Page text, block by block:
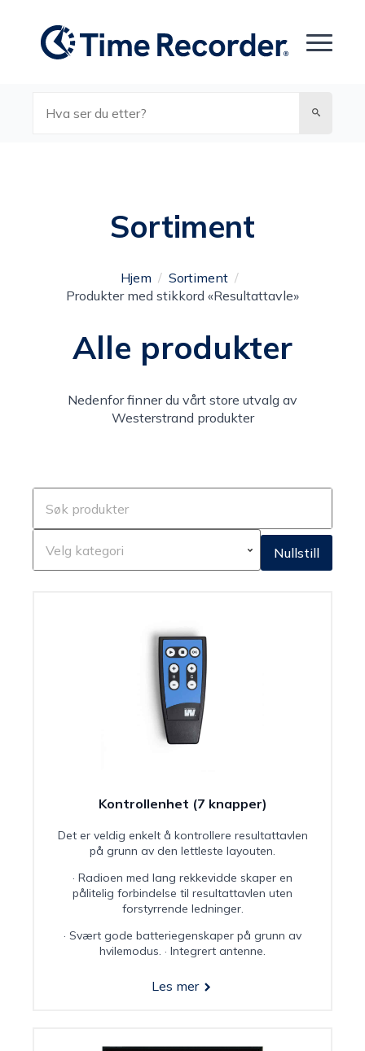
Sortiment
Hjem
Sortiment
Produkter med stikkord «Resultattavle»
Alle produkter
Nedenfor finner du vårt store utvalg av
Westerstrand produkter
Nullstill
Kontrollenhet (7 knapper)
Det er veldig enkelt å kontrollere resultattavlen
på grunn av den lettleste layouten.
· Radioen med lang rekkevidde skaper en
pålitelig forbindelse til resultattavlen uten
forstyrrende ledninger.
· Svært gode batteriegenskaper på grunn av
hvilemodus. · Integrert antenne.
Les mer